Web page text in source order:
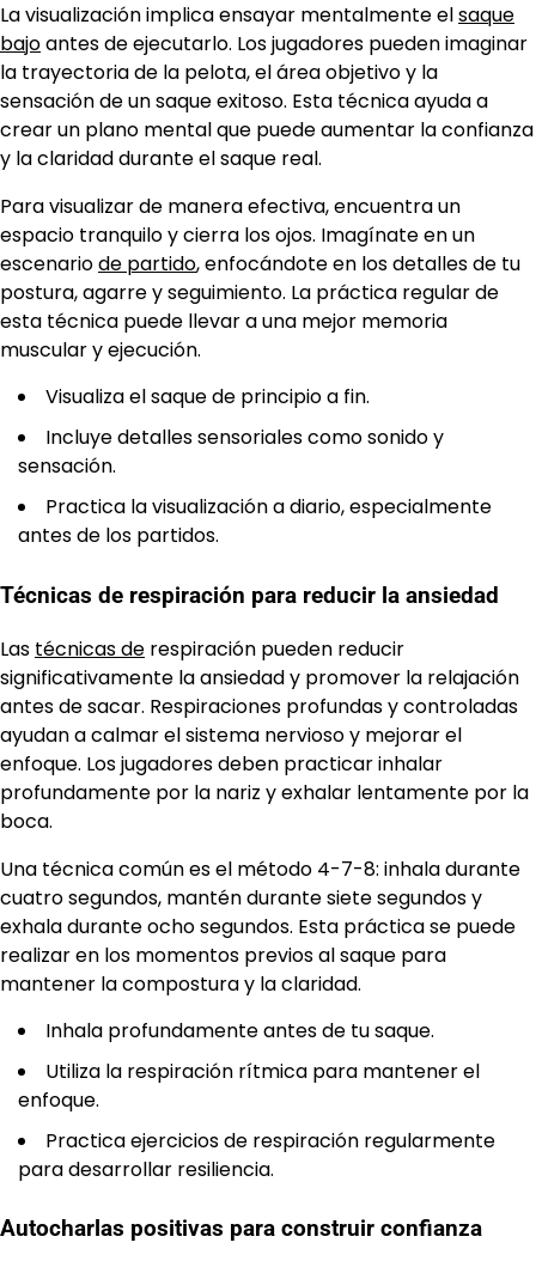
La visualización implica ensayar mentalmente elsaque
bajoantes de ejecutarlo. Los jugadores pueden imaginar
la trayectoria de la pelota, el área objetivo y la
sensación de un saque exitoso. Esta técnica ayuda a
crear un plano mental que puede aumentar la confianza
y la claridad durante el saque real.
Para visualizar de manera efectiva, encuentra un
espacio tranquilo y cierra los ojos. Imagínate en un
escenariode partido, enfocándote en los detalles de tu
postura, agarre y seguimiento. La práctica regular de
esta técnica puede llevar a una mejor memoria
muscular y ejecución.
Visualiza el saque de principio a fin.
Incluye detalles sensoriales como sonido y
sensación.
Practica la visualización a diario, especialmente
antes de los partidos.
Técnicas de respiración para reducir la ansiedad
Las técnicas de respiración pueden reducir
significativamente la ansiedad y promover la relajación
antes de sacar. Respiraciones profundas y controladas
ayudan a calmar el sistema nervioso y mejorar el
enfoque. Los jugadores deben practicar inhalar
profundamente por la nariz y exhalar lentamente por la
boca.
Una técnica común es el método 4-7-8: inhala durante
cuatro segundos, mantén durante siete segundos y
exhala durante ocho segundos. Esta práctica se puede
realizar en los momentos previos al saque para
mantener la compostura y la claridad.
Inhala profundamente antes de tu saque.
Utiliza la respiración rítmica para mantener el
enfoque.
Practica ejercicios de respiración regularmente
para desarrollar resiliencia.
Autocharlas positivas para construir confianza